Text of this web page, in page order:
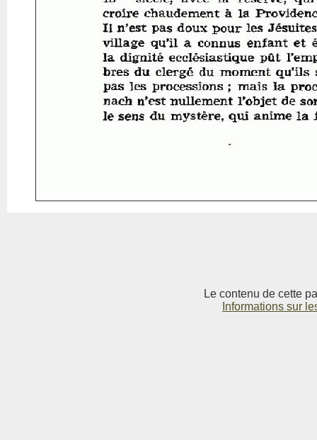
Le contenu de cette
Informations sur